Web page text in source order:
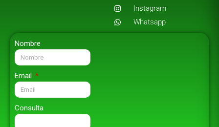
Instagram
Whatsapp
Nombre
Email
Consulta